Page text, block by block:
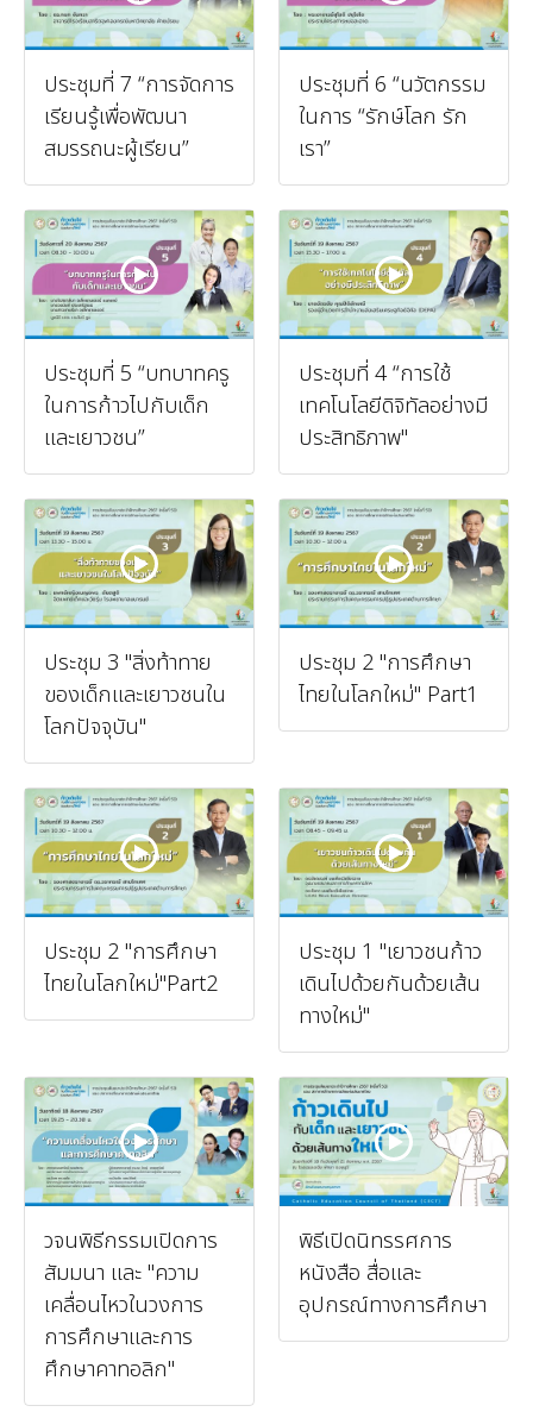
ประชุมที่ 7 “การจัดการ
เรียนรู้เพื่อพัฒนา
สมรรถนะผู้เรียน”
ประชุมที่ 6 “นวัตกรรม
ในการ “รักษ์โลก รัก
เรา”
ประชุมที่ 5 “บทบาทครู
ในการก้าวไปกับเด็ก
และเยาวชน”
ประชุมที่ 4 “การใช้
เทคโนโลยีดิจิทัลอย่างมี
ประสิทธิภาพ"
ประชุม 3 "สิ่งท้าทาย
ของเด็กและเยาวชนใน
โลกปัจจุบัน"
ประชุม 2 "การศึกษา
ไทยในโลกใหม่" Part1
ประชุม 2 "การศึกษา
ไทยในโลกใหม่"Part2
ประชุม 1 "เยาวชนก้าว
เดินไปด้วยกันด้วยเส้น
ทางใหม่"
วจนพิธีกรรมเปิดการ
สัมมนา และ "ความ
เคลื่อนไหวในวงการ
การศึกษาและการ
ศึกษาคาทอลิก"
พิธีเปิดนิทรรศการ
หนังสือ สื่อและ
อุปกรณ์ทางการศึกษา